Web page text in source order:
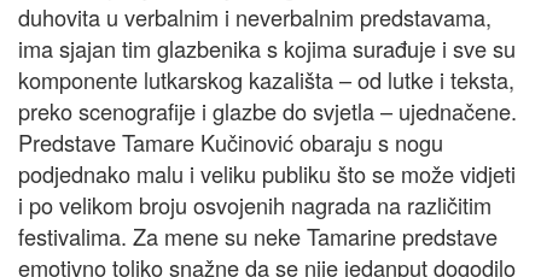
duhovita u verbalnim i neverbalnim predstavama,
ima sjajan tim glazbenika s kojima surađuje i sve su
komponente lutkarskog kazališta – od lutke i teksta,
preko scenografije i glazbe do svjetla – ujednačene.
Predstave Tamare Kučinović obaraju s nogu
podjednako malu i veliku publiku što se može vidjeti
i po velikom broju osvojenih nagrada na različitim
festivalima. Za mene su neke Tamarine predstave
emotivno toliko snažne da se nije jedanput dogodilo